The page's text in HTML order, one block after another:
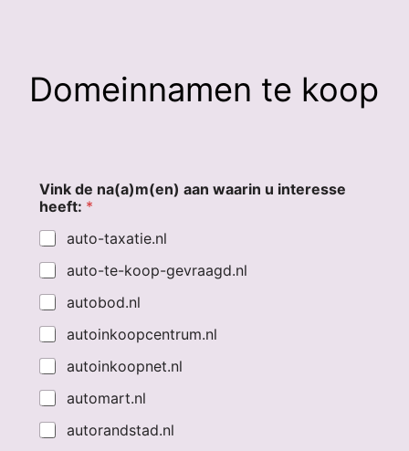
Domeinnamen te koop
Vink de na(a)m(en) aan waarin u interesse
heeft: *
auto-taxatie.nl
auto-te-koop-gevraagd.nl
autobod.nl
autoinkoopcentrum.nl
autoinkoopnet.nl
automart.nl
autorandstad.nl